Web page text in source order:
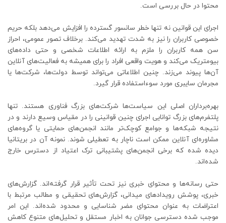
محتوا در حال بررسی است.
اجرای این قوانین نه تنها خطر سانسور گسترده را افزایش می‌دهد بلکه حریم
خصوصی کاربران را نیز به شدت تهدید می‌کند. برخلاف تصور عمومی، احراز
سن همه کاربران را ملزم به ارائه اطلاعات شخصی و حتی داده‌های
بیومتریک می‌کند و هویت واقعی افراد را برای همیشه به فعالیت‌های آنلاین
آن‌ها پیوند می‌زند. چنین اطلاعاتی می‌تواند توسط دولت‌ها، شرکت‌ها یا
مجرمان سایبری مورد سوءاستفاده قرار گیرد.
بهره‌برداران اصلی این سیاست‌ها شرکت‌های بزرگ فناوری هستند. تنها
پلتفرم‌های بزرگ توانایی اجرای چنین قوانینی را در مقیاس وسیع دارند و در
نتیجه شبکه‌ها و جوامع کوچک‌تر مانند انجمن‌های حمایتی یا گروه‌های
مشاوره‌ای آنلاین ممکن است ناچار به تعطیلی شوند. نمونه آن در بریتانیا
دیده شده که برخی انجمن‌های پشتیبانی ترک اعتیاد از دسترس خارج
شده‌اند.
حتی رسانه‌ها و محتوای خبری نیز تحت تأثیر قرار گرفته‌اند. گزارش‌های
خبری، پوشش رویدادهای میدانی، گزارش‌های تحقیقی و مطالب مرتبط با
اعتراضات به عنوان محتوای مضر شناسایی و محدود شده‌اند. این امر
موجب شده دسترسی جوانان به اخبار مستقل و تحلیل‌های متنوع کاهش